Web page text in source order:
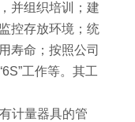
并组织培训；建
控存放环境；统
寿命；按照公司
工作等。其工
计量器具的管